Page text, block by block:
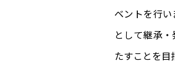
ベントを行
として継承
たすことを目